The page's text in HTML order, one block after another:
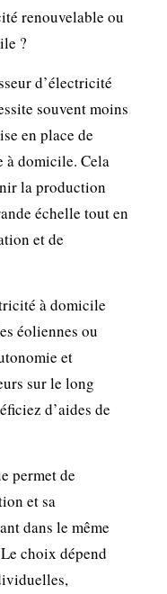
renouvelable ou
?
d’électricité
souvent moins
en place de
à domicile. Cela
la production
échelle tout en
et de
à domicile
éoliennes ou
et
sur le long
d’aides de
permet de
et sa
dans le même
choix dépend